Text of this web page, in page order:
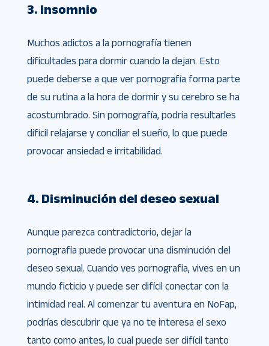
3. Insomnio
Muchos adictos a la pornografía tienen
dificultades para dormir cuando la dejan. Esto
puede deberse a que ver pornografía forma parte
de su rutina a la hora de dormir y su cerebro se ha
acostumbrado. Sin pornografía, podría resultarles
difícil relajarse y conciliar el sueño, lo que puede
provocar ansiedad e irritabilidad.
4. Disminución del deseo sexual
Aunque parezca contradictorio, dejar la
pornografía puede provocar una disminución del
deseo sexual. Cuando ves pornografía, vives en un
mundo ficticio y puede ser difícil conectar con la
intimidad real. Al comenzar tu aventura en NoFap,
podrías descubrir que ya no te interesa el sexo
tanto como antes, lo cual puede ser difícil tanto